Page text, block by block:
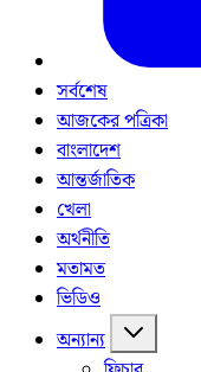
সর্বশেষ
আজকের পত্রিকা
বাংলাদেশ
আন্তর্জাতিক
খেলা
অর্থনীতি
মতামত
ভিডিও
অন্যান্য